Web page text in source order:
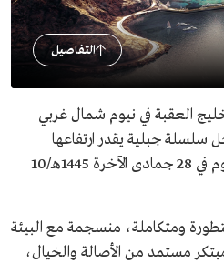
التفاصيل
العقبة في نيوم شمال غربي
سلسلة جبلية يقدر ارتفاعها
بـ450م. أعلنها مجلس إدارة نيوم في 28 جمادى الآخرة 1445هـ/10
ومتكاملة، منسجمة مع البيئة
مستمد من الأصالة والخيال،